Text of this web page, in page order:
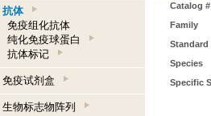
抗体
免疫组化抗体
纯化免疫球蛋白
抗体标记
免疫试剂盒
生物标志物阵列
Catalog #
Family
Standard
Species
Specific